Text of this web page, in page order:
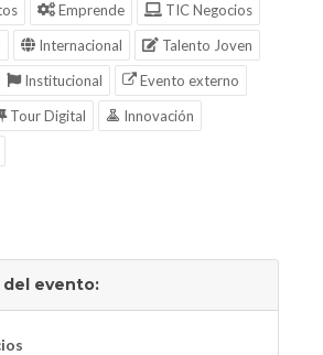
Emprende
TIC Negocios
Internacional
Talento Joven
Institucional
Evento externo
Tour Digital
Innovación
evento: